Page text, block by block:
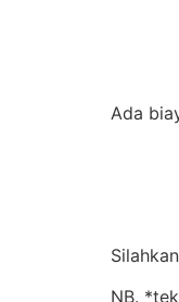
Ada
NB.